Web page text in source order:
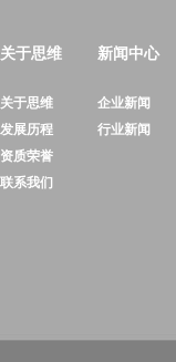
关于思维
关于思维
发展历程
资质荣誉
联系我们
新闻中心
企业新闻
行业新闻